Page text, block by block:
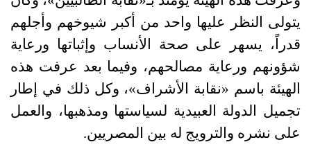
يتولى النظر عليها واحد من أكبر شيوخهم وأجلهم
قدراً، يسهر على صحة الأنساب وإثباتها ورعاية
شؤونهم ورعاية مصالحهم، وفيما بعد عرفت هذه
الهيئة باسم «نقابة الأشراف»، وكل ذلك في إطار
تجميل الدولة العبيدية لسياستها ومذهبها، والعمل
على نشره والترويج له بين المصريين.